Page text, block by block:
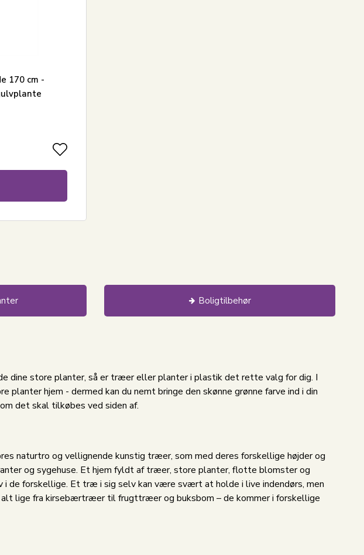
170 cm -
Boligtilbehør
dine store planter, så er træer eller planter i plastik det rette valg for dig. I
hjem - dermed kan du nemt bringe den skønne grønne farve ind i din
det skal tilkøbes ved siden af.
naturtro og vellignende kunstig træer, som med deres forskellige højder og
og sygehuse. Et hjem fyldt af træer, store planter, flotte blomster og
de forskellige. Et træ i sig selv kan være svært at holde i live indendørs, men
lige fra kirsebærtræer til frugttræer og buksbom – de kommer i forskellige